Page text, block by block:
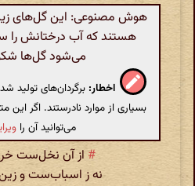
هوش مصنوعی: این گل‌های
هستند که آب درختانش را
می‌شود گل‌ها
اخطار: برگردان‌های
بسیاری از موارد نادرستند. اگر
می‌توانید آن را
# از آن نخل‌ست
نه ز اسباب‌ست و